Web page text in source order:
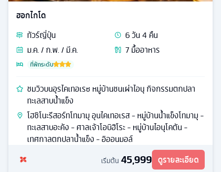
ฮอกไกโด
ทัวร์ญี่ปุ่น 6วัน4 คืน
ม.ค. / ก.พ. / มี.ค.
7มื้ออาหาร
ที่พักระดับ
ชมวิวบนอุรไคเทอเรซ หมู่บ้านชนเผ่าไอนุ กิจกรรมตกปลา
ทะเลสาบน้ำแข็ง
โฮชิโนะรีสอร์ทโทมามุ อุนไคเทอเรส - หมู่บ้านน้ำแข็งโทมามุ -
ทะเลสาบอะคัง - ศาลเจ้าโอบิฮิโระ - หมู่บ้านไอนุโคตัน -
เทศกาลตกปลาน้ำแข็ง - อิออนมอล์
เริ่มต้น 45,999 ดูรายละเอียด